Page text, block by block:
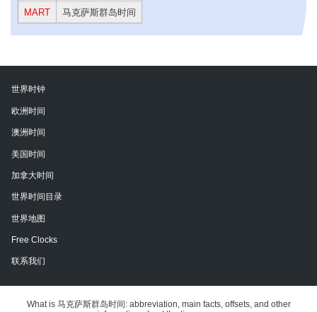
MART
马克萨斯群岛时间
世界时钟
欧洲时间
澳洲时间
美国时间
加拿大时间
世界时间目录
世界地图
Free Clocks
联系我们
What is 马克萨斯群岛时间: abbreviation, main facts, offsets, and other